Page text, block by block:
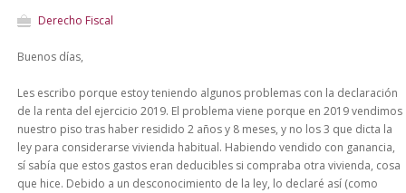
Derecho Fiscal
Buenos días,
Les escribo porque estoy teniendo algunos problemas con la declaración
de la renta del ejercicio 2019. El problema viene porque en 2019 vendimos
nuestro piso tras haber residido 2 años y 8 meses, y no los 3 que dicta la
ley para considerarse vivienda habitual. Habiendo vendido con ganancia,
sí sabía que estos gastos eran deducibles si compraba otra vivienda, cosa
que hice. Debido a un desconocimiento de la ley, lo declaré así (como